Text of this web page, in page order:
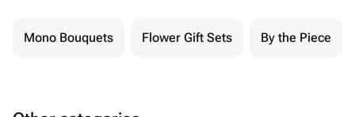
Mono Bouquets Flower Gift Sets By the Piece